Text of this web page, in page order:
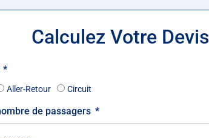
Calculez Votre Devis
Aller-Retour Circuit
de passagers